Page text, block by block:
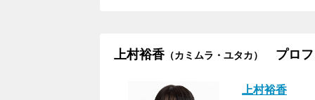
上村裕香 （カミムラ・ユタカ） プロ
上村裕香